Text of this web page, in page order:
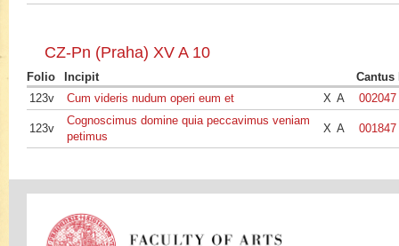
CZ-Pn (Praha) XV A 10
Folio Incipit
Cantus
123v
Cum videris nudum operi eum et X A 002047
123v
Cognoscimus domine quia peccavimus veniam
petimus
X A 001847